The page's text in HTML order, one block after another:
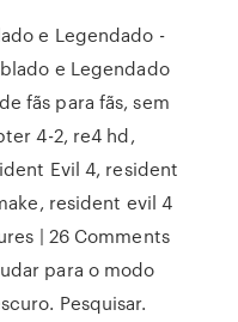
e Legendado -
e Legendado
fãs para fãs, sem
4-2, re4 hd,
Evil 4, resident
resident evil 4
| 26 Comments
para o modo
Pesquisar.